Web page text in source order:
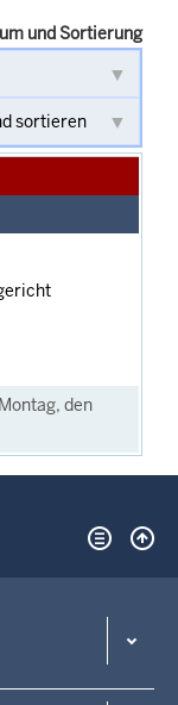
und Sortierung
den